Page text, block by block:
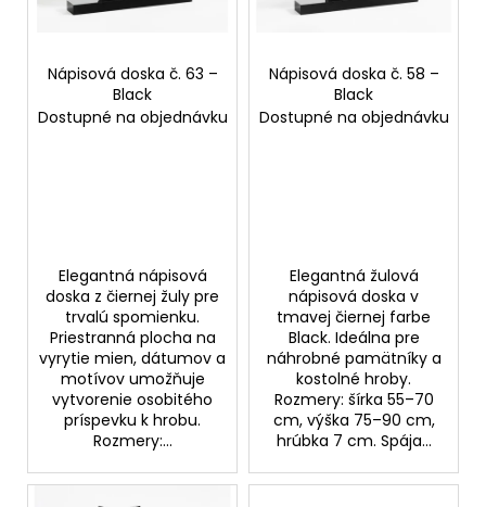
d
Nápisová doska č. 63 –
Black
Dostupné na objednávku
Elegantná nápisová
doska z čiernej žuly pre
trvalú spomienku.
Priestranná plocha na
vyrytie mien, dátumov a
motívov umožňuje
vytvorenie osobitého
príspevku k hrobu.
Rozmery:...
Nápisová doska č. 58 –
Black
Dostupné na objednávku
Elegantná žulová
nápisová doska v
tmavej čiernej farbe
Black. Ideálna pre
náhrobné pamätníky a
kostolné hroby.
Rozmery: šírka 55–70
cm, výška 75–90 cm,
hrúbka 7 cm. Spája...
ú
č